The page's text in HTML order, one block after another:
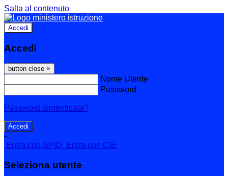
Salta al contenuto
Accedi
Accedi
button close ×
Nome Utente
Password
Password dimenticata?
-
Entra con SPID
Entra con CIE
Seleziona utente